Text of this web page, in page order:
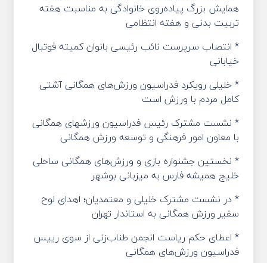
همایش بزرگ پیاده‌روی خانوادگی به مناسبت هفته
تربیت بدنی و هفته انتظامی
* انتصاب سرپرست نائب رئیسی بانوان کمیته فوتبال
خیابانی
* خلیلی رویکرد فدراسیون ورزش‌های همگانی آشتی
کامل مردم با ورزش است
* نشست مشترک رئیس فدراسیون ورزشهای همگانی
با معاون امور فرهنگی و توسعه ورزش همگانی
* نخستین جشنواره بازی و ورزش‌های همگانی ساحلی
خلیج همیشه فارس به میزبانی بوشهر
* در نشست مشترک خلیلی و معتمدیان؛ اهدای لوح
سفیر ورزش همگانی به استاندار تهران
* اعطای حکم ریاست انجمن طناب‌زنی از سوی رییس
فدراسیون ورزش‌های همگانی